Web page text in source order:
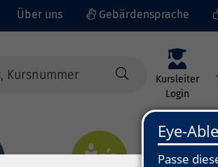
Über uns Gebärdensprache
Kursleiter
Login